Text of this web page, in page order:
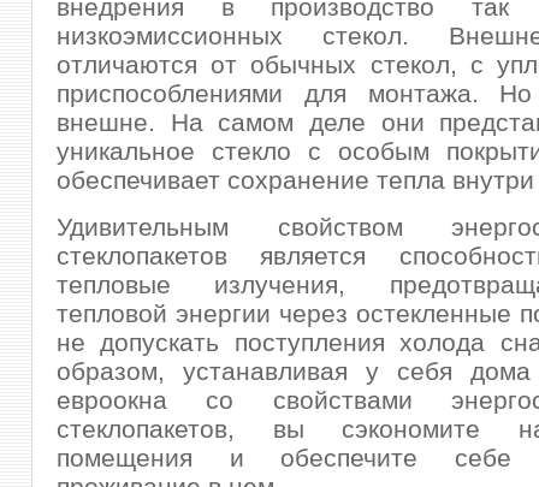
внедрения в производство так
низкоэмиссионных стекол.
отличаются от обычных стекол, с
приспособлениями для монтажа.
внешне. На самом деле они
уникальное стекло с особым
обеспечивает сохранение тепла
Удивительным свойством
стеклопакетов является
тепловые излучения,
тепловой энергии через остекленные
не допускать поступления холода
образом, устанавливая у себя
евроокна со свойствами
стеклопакетов, вы сэкономите
помещения и обеспечите себе